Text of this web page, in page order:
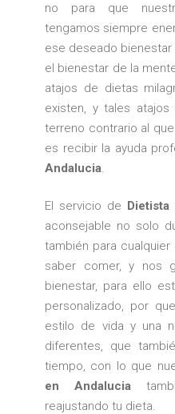
no para que
tengamos siempre
ese deseado
el bienestar de la
atajos de dietas
existen, y tales
terreno contrario al
es recibir la ayuda
Andalucia.
El servicio de
aconsejable no solo
también para
saber comer, y nos
bienestar, para ello
personalizado, por
estilo de vida y una
diferentes, que
tiempo, con lo que
en Andalucia
reajustando tu dieta.